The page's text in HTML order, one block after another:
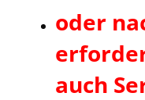
oder
auch